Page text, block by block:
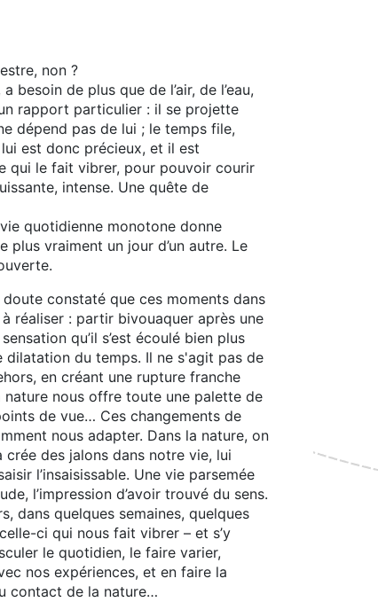
non ?
besoin de plus que de l’air, de l’eau,
rapport particulier : il se projette
dépend pas de lui ; le temps file,
est donc précieux, et il est
qui le fait vibrer, pour pouvoir courir
intense. Une quête de
quotidienne monotone donne
plus vraiment un jour d’un autre. Le
constaté que ces moments dans
réaliser : partir bivouaquer après une
qu’il s’est écoulé bien plus
dilatation du temps. Il ne s'agit pas de
en créant une rupture franche
nous offre toute une palette de
de vue… Ces changements de
nous adapter. Dans la nature, on
des jalons dans notre vie, lui
l’insaisissable. Une vie parsemée
l’impression d’avoir trouvé du sens.
dans quelques semaines, quelques
ci qui nous fait vibrer – et s’y
le quotidien, le faire varier,
nos expériences, et en faire la
contact de la nature…